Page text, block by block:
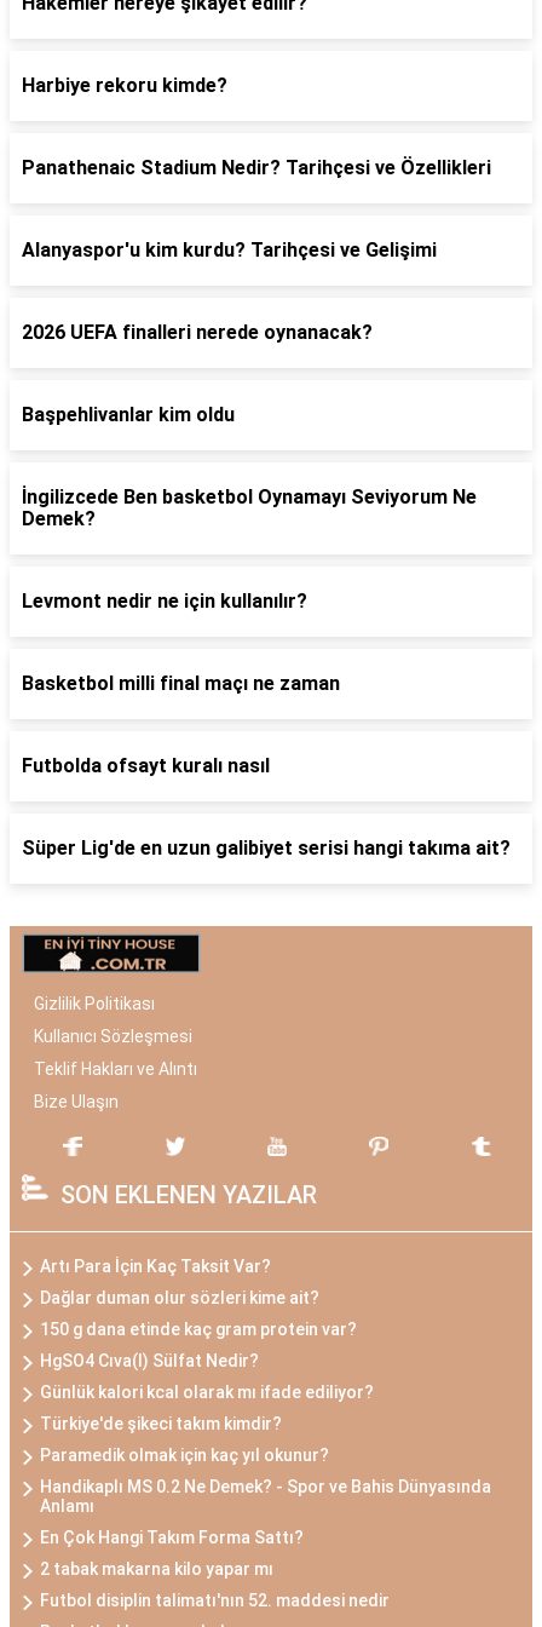
Harbiye rekoru kimde?
Panathenaic Stadium Nedir? Tarihçesi ve Özellikleri
Alanyaspor'u kim kurdu? Tarihçesi ve Gelişimi
2026 UEFA finalleri nerede oynanacak?
Başpehlivanlar kim oldu
İngilizcede Ben basketbol Oynamayı Seviyorum Ne
Demek?
Levmont nedir ne için kullanılır?
Basketbol milli final maçı ne zaman
Futbolda ofsayt kuralı nasıl
Süper Lig'de en uzun galibiyet serisi hangi takıma ait?
Gizlilik Politikası
Kullanıcı Sözleşmesi
Teklif Hakları ve Alıntı
Bize Ulaşın
SON EKLENEN YAZILAR
Artı Para İçin Kaç Taksit Var?
Dağlar duman olur sözleri kime ait?
150 g dana etinde kaç gram protein var?
HgSO4 Cıva(I) Sülfat Nedir?
Günlük kalori kcal olarak mı ifade ediliyor?
Türkiye'de şikeci takım kimdir?
Paramedik olmak için kaç yıl okunur?
Handikaplı MS 0.2 Ne Demek? - Spor ve Bahis Dünyasında
Anlamı
En Çok Hangi Takım Forma Sattı?
2 tabak makarna kilo yapar mı
Futbol disiplin talimatı'nın 52. maddesi nedir